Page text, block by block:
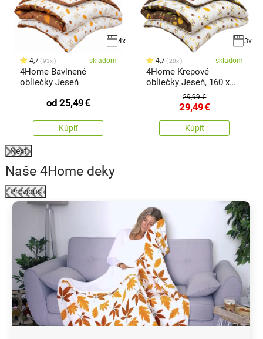
4x
4,7 93x skladom
4Home Bavlnené
obliečky Jeseň
od 25,49€
Kúpiť
3x
4,7 20x skladom
4Home Krepové
obliečky Jeseň, 160 x
200 cm, 70 x 80 cm
29,99 €
29,49€
Kúpiť
Next
Naše 4Home deky
Previous